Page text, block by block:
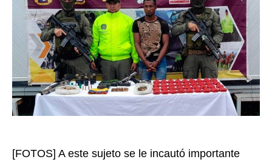
alias
el
Bloque
Cano
[FOTOS] A este sujeto se le incautó importante